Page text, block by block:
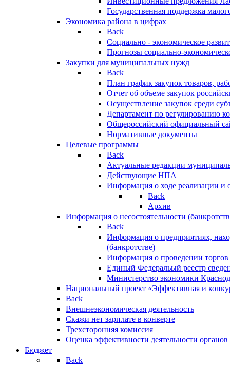
Государственная поддержка
Экономика района в цифрах
Back
Социально - экономическое
Прогнозы социально-
Закупки для муниципальных нужд
Back
План график закупок товаров,
Отчет об объеме закупок
Осуществление закупок среди
Департамент по регулированию
Общероссийский официальный
Нормативные документы
Целевые программы
Back
Актуальные редакции
Действующие НПА
Информация о ходе реализации
Back
Архив
Информация о несостоятельности
Back
Информация о предприятиях,
(банкротстве)
Информация о проведении
Единый Федеральый реестр
Министерство экономики
Национальный проект «Эффективная и
Back
Внешнеэкономическая деятельность
Скажи нет зарплате в конверте
Трехсторонняя комиссия
Оценка эффективности деятельности
Бюджет
Back